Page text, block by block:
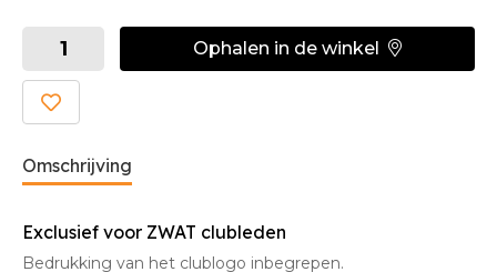
Ophalen in de winkel
Omschrijving
Exclusief voor ZWAT clubleden
Bedrukking van het clublogo inbegrepen.